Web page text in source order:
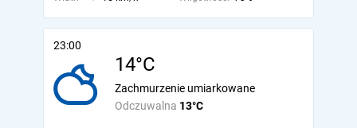
23:00
14°C
Odczuwalna 13°C
Zachmurzenie umiarkowane